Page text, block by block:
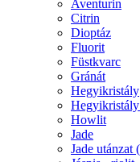
Aventurin
Citrin
Dioptáz
Fluorit
Füstkvarc
Gránát
Hegyikristály
Howlit
Jade
Jade utánzat